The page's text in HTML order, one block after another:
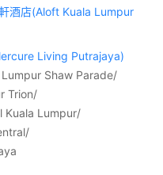
酒店(Aloft Kuala Lumpur
Living Putrajaya)
Shaw Parade/
Trion/
Kuala Lumpur/